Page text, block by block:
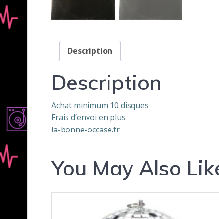
Description
Description
Achat minimum 10 disques
Frais d’envoi en plus
la-bonne-occase.fr
You May Also